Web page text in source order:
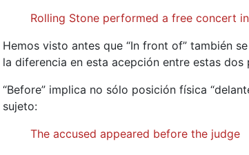
Rolling Stone performed a free concert
Hemos visto antes que “In front of” también
la diferencia en esta acepción entre estas dos
“Before” implica no sólo posición física
sujeto:
The accused appeared before the judge